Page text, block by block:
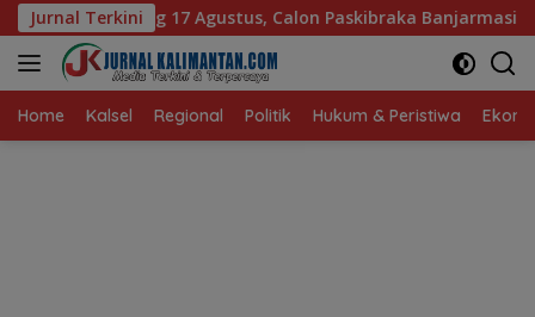
Langsung
ke
konten
Jurnal Terkini
Agustus, Calon Paskibraka Banjarmasin Dapat Pembekalan
Home Kalsel Regional Politik Hukum & Peristiwa